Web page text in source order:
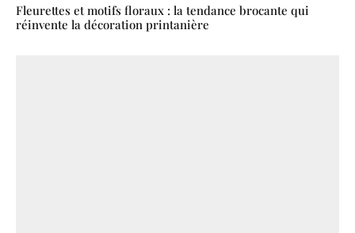
Fleurettes et motifs floraux : la tendance brocante qui
réinvente la décoration printanière